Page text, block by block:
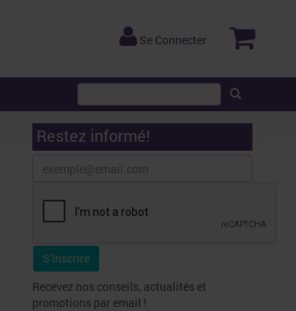
Se Connecter
Restez informé!
Recevez nos conseils, actualités et
promotions par email !